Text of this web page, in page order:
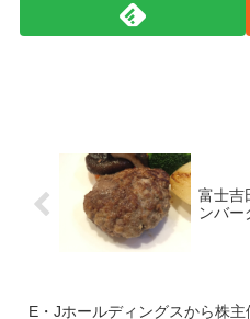
富士吉
ンバー
E・Jホールディングスから株